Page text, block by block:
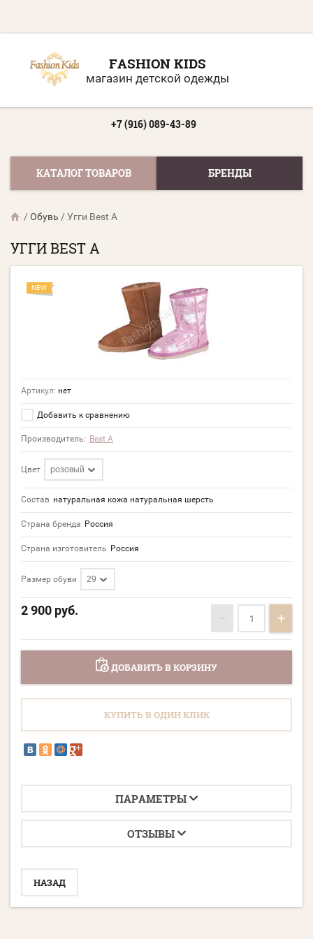
FASHION KIDS
магазин детской одежды
+7 (916) 089-43-89
КАТАЛОГ ТОВАРОВ БРЕНДЫ
/Обувь /Угги Best A
УГГИ BEST A
NEW
Артикул: нет
Добавить к сравнению
Производитель: Best A
Цвет розовый
Состав натуральная кожа натуральная шерсть
Страна бренда Россия
Страна изготовитель Россия
Размер обуви 29
2 900 руб. − +
ДОБАВИТЬ В КОРЗИНУ
КУПИТЬ В ОДИН КЛИК
ПАРАМЕТРЫ
ОТЗЫВЫ
НАЗАД